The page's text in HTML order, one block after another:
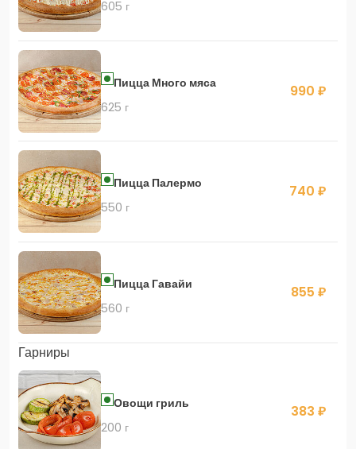
605 г
Пицца Много мяса
625 г
990 ₽
Пицца Палермо
550 г
740 ₽
Пицца Гавайи
560 г
855 ₽
Гарниры
Овощи гриль
200 г
383 ₽